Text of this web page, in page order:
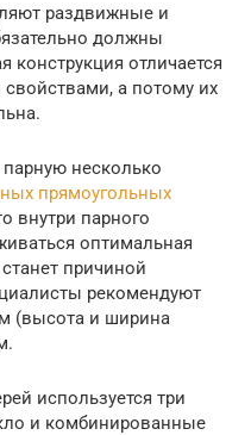
раздвижные и
должны
конструкция отличается
а потому их
несколько
прямоугольных
внутри парного
оптимальная
причиной
рекомендуют
м (высота и ширина
используется три
и комбинированные